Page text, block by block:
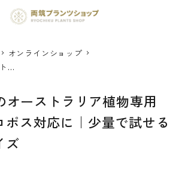
search
オンラインショップ
ラ
オーストラリア植物専用
ポス対応に｜少量で試せる
ズ